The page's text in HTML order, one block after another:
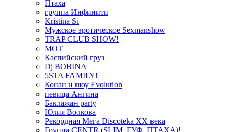
Птаха
группа Инфинити
Kristina Si
Мужское эротическое Sexmanshow
TRAP CLUB SHOW!
МОТ
Каспийский груз
Dj BOBINA
5STA FAMILY!
Конан и шоу Evolution
певица Ангина
Баклажан party
Юлия Волкова
Рекордная Мега Discoteka XX века
Группа CENTR (SLIM, ГУФ, ПТАХА)!